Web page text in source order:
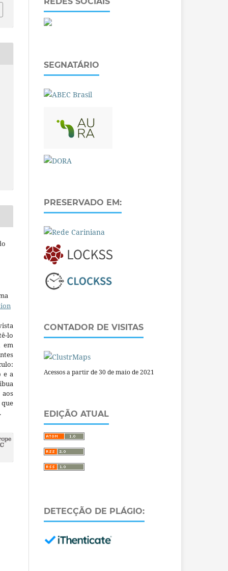
lo
em
e a
SEGNATÁRIO
PRESERVADO EM:
CONTADOR DE VISITAS
Acessos a partir de 30 de maio de 2021
EDIÇÃO ATUAL
DETECÇÃO DE PLÁGIO: